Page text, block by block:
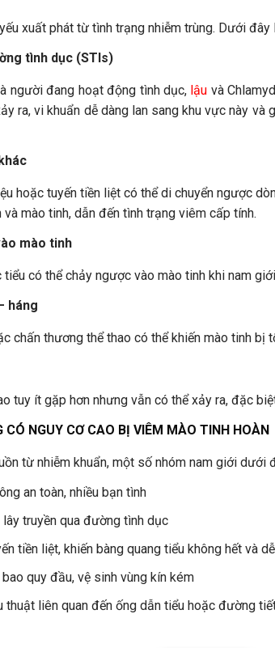
xuất phát từ tình trạng nhiễm trùng. Dưới
tình dục (STIs)
người đang hoạt động tình dục, lậu và
ra, vi khuẩn dễ dàng lan sang khu vực này
hoặc tuyến tiền liệt có thể di chuyển ngược
mào tinh, dẫn đến tình trạng viêm cấp tính.
mào tinh
có thể chảy ngược vào mào tinh khi nam
háng
chấn thương thể thao có thể khiến mào tinh
tuy ít gặp hơn nhưng vẫn có thể xảy ra, đặc
CÓ NGUY CƠ CAO BỊ VIÊM MÀO TINH HOÀN
từ nhiễm khuẩn, một số nhóm nam giới dưới
an toàn, nhiều bạn tình
truyền qua đường tình dục
tiền liệt, khiến bàng quang tiểu không hết và
quy đầu, vệ sinh vùng kín kém
thuật liên quan đến ống dẫn tiểu hoặc đường